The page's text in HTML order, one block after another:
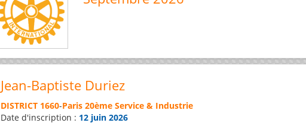
Jean-Baptiste Duriez
DISTRICT 1660-Paris 20ème Service & Industrie
Date d'inscription : 12 juin 2026